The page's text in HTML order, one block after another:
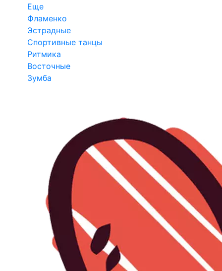
Еще
Фламенко
Эстрадные
Спортивные танцы
Ритмика
Восточные
Зумба